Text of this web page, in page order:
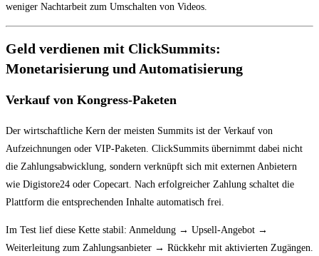
weniger Nachtarbeit zum Umschalten von Videos.
Geld verdienen mit ClickSummits:
Monetarisierung und Automatisierung
Verkauf von Kongress-Paketen
Der wirtschaftliche Kern der meisten Summits ist der Verkauf von
Aufzeichnungen oder VIP-Paketen. ClickSummits übernimmt dabei nicht
die Zahlungsabwicklung, sondern verknüpft sich mit externen Anbietern
wie Digistore24 oder Copecart. Nach erfolgreicher Zahlung schaltet die
Plattform die entsprechenden Inhalte automatisch frei.
Im Test lief diese Kette stabil: Anmeldung → Upsell-Angebot →
Weiterleitung zum Zahlungsanbieter → Rückkehr mit aktivierten Zugängen.